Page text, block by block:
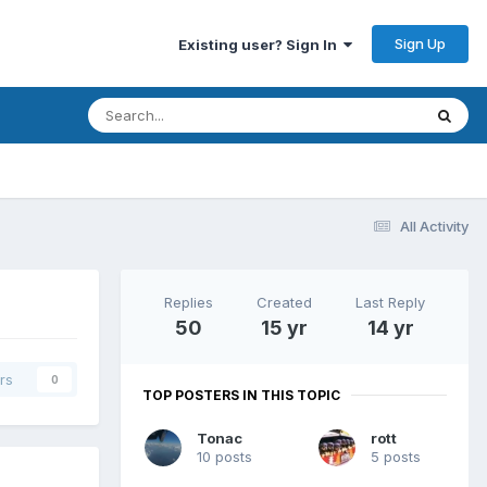
Existing user? Sign In Sign Up
All Activity
0
Replies
50
Created
15 yr
Last Reply
14 yr
TOP POSTERS IN THIS TOPIC
Tonac
10 posts
rott
5 posts